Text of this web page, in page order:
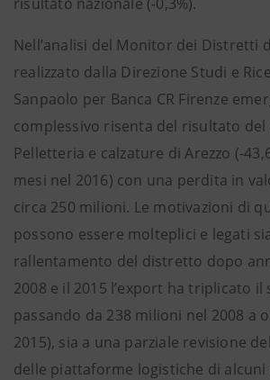
Nell’analisi del Monitor dei Distretti
realizzato dalla Direzione Studi e
Sanpaolo per Banca CR Firenze
complessivo risenta del risultato
Pelletteria e calzature di Arezzo (-
mesi nel 2016) con una perdita in
circa 250 milioni. Le motivazioni di
possono essere molteplici e legati
rallentamento del distretto dopo
2008 e il 2015 l’export ha triplicato il
passando da 238 milioni nel 2008 a
2015), sia a una parziale revisione
delle piattaforme logistiche di